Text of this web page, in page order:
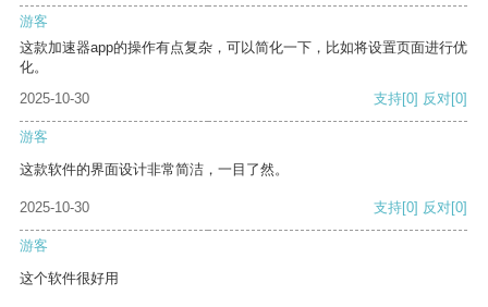
游客
这款加速器app的操作有点复杂，可以简化一下，比如将设置页面进行优
化。
2025-10-30
支持[0] 反对[0]
游客
这款软件的界面设计非常简洁，一目了然。
2025-10-30 支持[0] 反对[0]
游客
这个软件很好用